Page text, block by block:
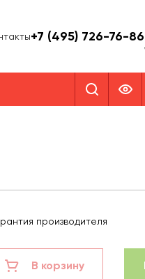
+7 (495) 726-76-86
производителя
В корзину